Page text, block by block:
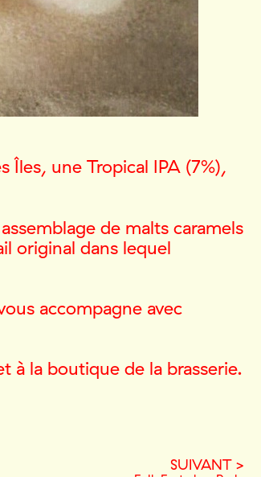
Îles, une Tropical IPA (7%),
de malts caramels
original dans lequel
accompagne avec
à la boutique de la brasserie.
SUIVANT >